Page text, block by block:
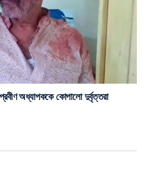
অধ্যাপককে কোপালো দুর্বৃত্তরা